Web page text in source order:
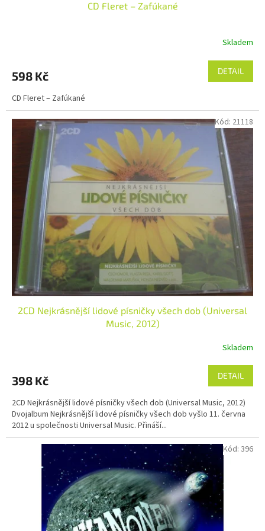
CD Fleret – Zafúkané
Skladem
598 Kč DETAIL
CD Fleret – Zafúkané
2CD Nejkrásnější lidové písničky všech dob (Universal
Music, 2012)
Skladem
398 Kč DETAIL
2CD Nejkrásnější lidové písničky všech dob (Universal Music, 2012)
Dvojalbum Nejkrásnější lidové písničky všech dob vyšlo 11. června
2012 u společnosti Universal Music. Přináší...
Kód: 21118
Kód: 396